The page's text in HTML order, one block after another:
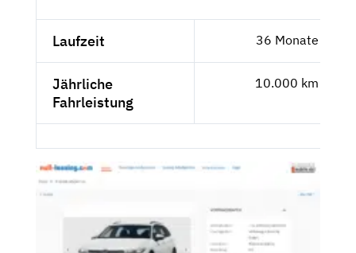
Laufzeit 36 Monate
Jährliche
Fahrleistung
10.000 km